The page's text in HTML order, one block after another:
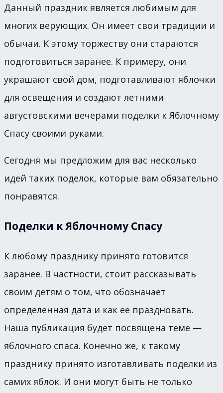
Данный праздник является любимым для
многих верующих. Он имеет свои традиции и
обычаи. К этому торжеству они стараются
подготовиться заранее. К примеру, они
украшают свой дом, подготавливают яблочки
для освещения и создают летними
августовскими вечерами поделки к Яблочному
Спасу своими руками.
Сегодня мы предложим для вас несколько
идей таких поделок, которые вам обязательно
понравятся.
Поделки к Яблочному Спасу
К любому празднику принято готовится
заранее. В частности, стоит рассказывать
своим детям о том, что обозначает
определенная дата и как ее праздновать.
Наша публикация будет посвящена теме —
яблочного спаса. Конечно же, к такому
празднику принято изготавливать поделки из
самих яблок. И они могут быть не только